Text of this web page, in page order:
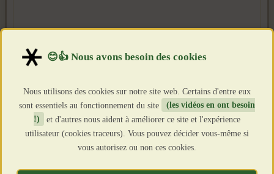
Nous utilisons des cookies sur notre site web. Certains d'entre eux
sont essentiels au fonctionnement du site
(les vidéos en ont besoin
!)
et d'autres nous aident à améliorer ce site et l'expérience
utilisateur (cookies traceurs). Vous pouvez décider vous-même si
vous autorisez ou non ces cookies.